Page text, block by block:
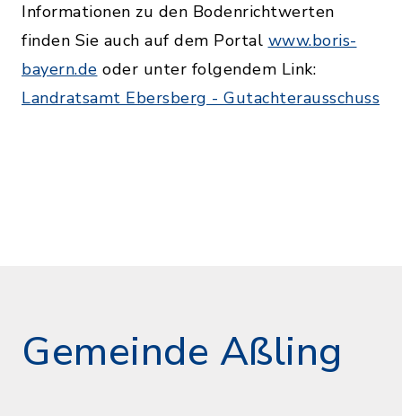
Informationen zu den Bodenrichtwerten
finden Sie auch auf dem Portal www.boris-
bayern.de oder unter folgendem Link:
Landratsamt Ebersberg - Gutachterausschuss
Gemeinde Aßling